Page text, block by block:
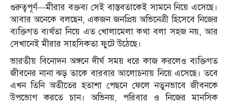
গুরুত্বপূর্ণ—মীরার বক্তব্য সেই বাস্তবতাকেই সামনে নিয়ে এসেছে।
আবার অনেকে বলছেন, একজন জনপ্রিয় অভিনেত্রী হিসেবে নিজের
ব্যক্তিগত ব্যর্থতা নিয়ে এত খোলামেলা কথা বলা সহজ নয়, আর
সেখানেই মীরার সাহসিকতা ফুটে উঠেছে।
ভারতীয় বিনোদন অঙ্গনে দীর্ঘ সময় ধরে কাজ করলেও ব্যক্তিগত
জীবনের নানা ঝড় তাকে বারবার আলোচনায় নিয়ে এসেছে। তবে
এখন তিনি অতীতের হতাশা পেছনে ফেলে নতুনভাবে জীবনকে
উপভোগ করতে চান। অভিনয়, পরিবার ও নিজের মানসিক